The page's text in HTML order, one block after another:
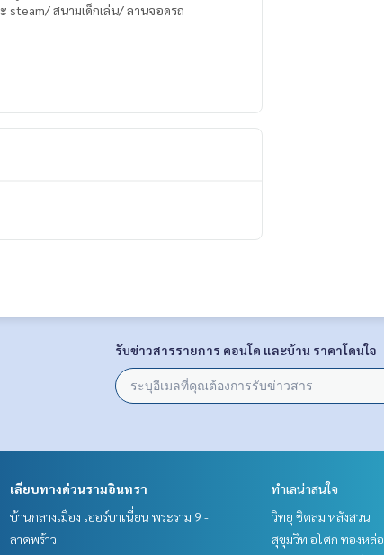
steam/ สนามเด็กเล่น/ ลานจอดรถ
รับข่าวสารรายการ คอนโด และบ้าน ราคาโดนใจ
เลียบทางด่วนรามอินทรา
บ้านกลางเมือง เออร์บาเนี่ยน พระราม 9 -
ลาดพร้าว
ทำเลน่าสนใจ
วิทยุ ชิดลม หลังสวน
สุขุมวิท อโศก ทองหล่อ